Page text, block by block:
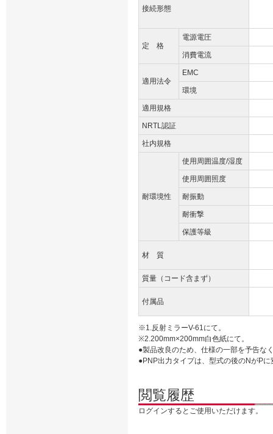
接続形態
定 格
電源電圧
消費電流
適用法令
EMC
環境
適用規格
NRTL認証
社内規格
耐環境性
使用周囲温度/湿度
使用周囲照度
耐振動
耐衝撃
保護等級
材 質
質量（コード含まず）
付属品
※1.反射ミラーV-61にて。
※2.200mm×200mm白色紙にて。
●製品改良のため、仕様の一部を予告な
●PNP出力タイプは、型式の後のNがP
閲覧履歴
ログインするとご使用いただけます。